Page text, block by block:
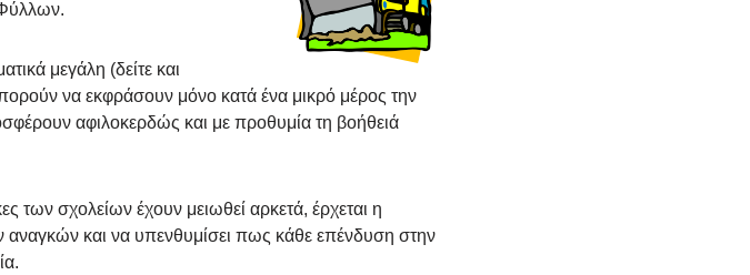
μεγάλη (δείτε και
να εκφράσουν μόνο κατά ένα μικρό μέρος την
αφιλοκερδώς και με προθυμία τη βοήθειά
των σχολείων έχουν μειωθεί αρκετά, έρχεται η
και να υπενθυμίσει πως κάθε επένδυση στην